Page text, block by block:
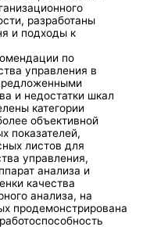
разработаны
и подходы к
по
управления в
и недостатки шкал
категории
объективной
показателей,
листов для
управления,
анализа и
качества
анализа, на
продемонстрирована